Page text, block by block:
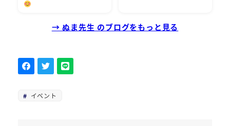
→ ぬま先生 のブログをもっと見る
イベント